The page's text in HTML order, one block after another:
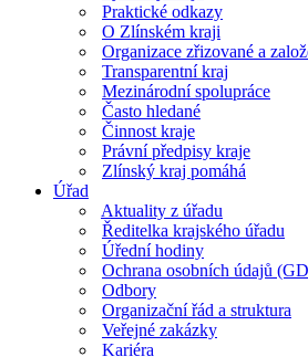
Praktické odkazy
O Zlínském kraji
Organizace zřizované a
Transparentní kraj
Mezinárodní spolupráce
Často hledané
Činnost kraje
Právní předpisy kraje
Zlínský kraj pomáhá
Úřad
Aktuality z úřadu
Ředitelka krajského úřadu
Úřední hodiny
Ochrana osobních údajů
Odbory
Organizační řád a struktura
Veřejné zakázky
Kariéra